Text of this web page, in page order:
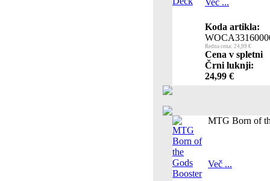
Več ...
Koda artikla:
Redna cena: 24,99 €
Cena v spletni
Črni luknji:
24,99 €
MTG Born of
Več ...